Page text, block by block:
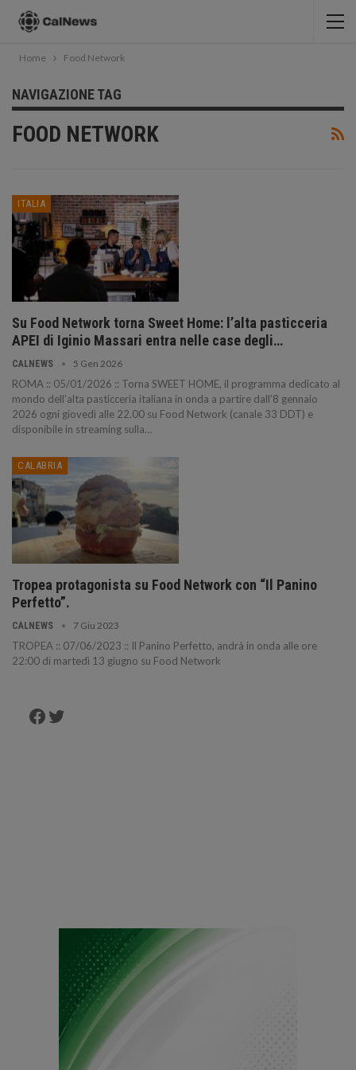
Home Food Network
NAVIGAZIONE TAG
FOOD NETWORK
ITALIA
Su Food Network torna Sweet Home: l’alta pasticceria
APEI di Iginio Massari entra nelle case degli…
CALNEWS 5 Gen 2026
ROMA :: 05/01/2026 :: Torna SWEET HOME, il programma dedicato al
mondo dell’alta pasticceria italiana in onda a partire dall’8 gennaio
2026 ogni giovedì alle 22.00 su Food Network (canale 33 DDT) e
disponibile in streaming sulla…
CALABRIA
Tropea protagonista su Food Network con “Il Panino
Perfetto”.
CALNEWS 7 Giu 2023
TROPEA :: 07/06/2023 :: Il Panino Perfetto, andrà in onda alle ore
22:00 di martedì 13 giugno su Food Network
Facebook
Twitter